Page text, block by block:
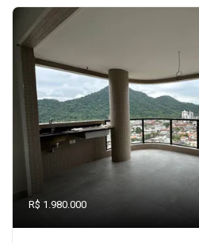
R$ 1.980.000